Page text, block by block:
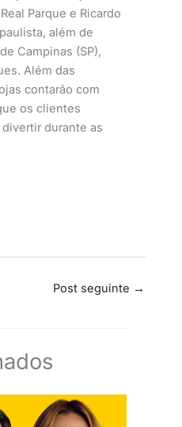
Parque e Ricardo
além de
Campinas (SP),
Além das
contarão com
os clientes
durante as
Post seguinte →